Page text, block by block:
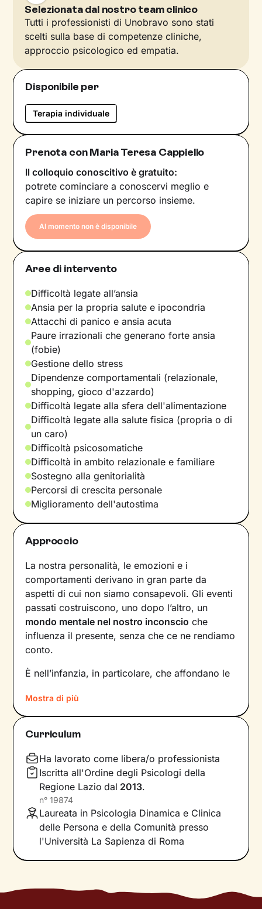
Selezionata dal nostro team clinico
Tutti i professionisti di Unobravo sono stati
scelti sulla base di competenze cliniche,
approccio psicologico ed empatia.
Disponibile per
Terapia individuale
Prenota con Maria Teresa Cappiello
Il colloquio conoscitivo è gratuito:
potrete cominciare a conoscervi meglio e
capire se iniziare un percorso insieme.
Al momento non è disponibile
Aree di intervento
Difficoltà legate all’ansia
Ansia per la propria salute e ipocondria
Attacchi di panico e ansia acuta
Paure irrazionali che generano forte ansia
(fobie)
Gestione dello stress
Dipendenze comportamentali (relazionale,
shopping, gioco d'azzardo)
Difficoltà legate alla sfera dell'alimentazione
Difficoltà legate alla salute fisica (propria o di
un caro)
Difficoltà psicosomatiche
Difficoltà in ambito relazionale e familiare
Sostegno alla genitorialità
Percorsi di crescita personale
Miglioramento dell'autostima
Approccio
La nostra personalità, le emozioni e i
comportamenti derivano in gran parte da
aspetti di cui non siamo consapevoli. Gli eventi
passati costruiscono, uno dopo l’altro, un
mondo mentale nel nostro inconscio che
influenza il presente, senza che ce ne rendiamo
conto.
È nell’infanzia, in particolare, che affondano le
e agire: leesperienze vissute in famiglia
infatti, vengono apprese, memorizzate e
riproposte nelle relazioni successive.
che in età adulta si attivano in maniera
automatica - è la chiave per innescare il
cambiamento.
Conoscere noi stessi significaportare alla luce
ciò che per tanto tempo è rimasto dietro le
quinte: raggiungere questo tipo di
consapevolezza è il primo passo necessario
persvincolare il presente dal passatoe viverlo
Nel percorso che faremo insieme ti ascolterò
Mostra di più
Curriculum
Ha lavorato come libera/o professionista
Iscritta all'Ordine degli Psicologi della
Regione Lazio dal 2013.
n° 19874
Laureata in Psicologia Dinamica e Clinica
delle Persona e della Comunità presso
l'Università La Sapienza di Roma